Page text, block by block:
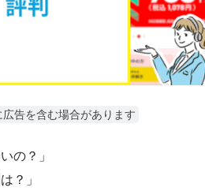
広告を含む場合があります
の？」
？」